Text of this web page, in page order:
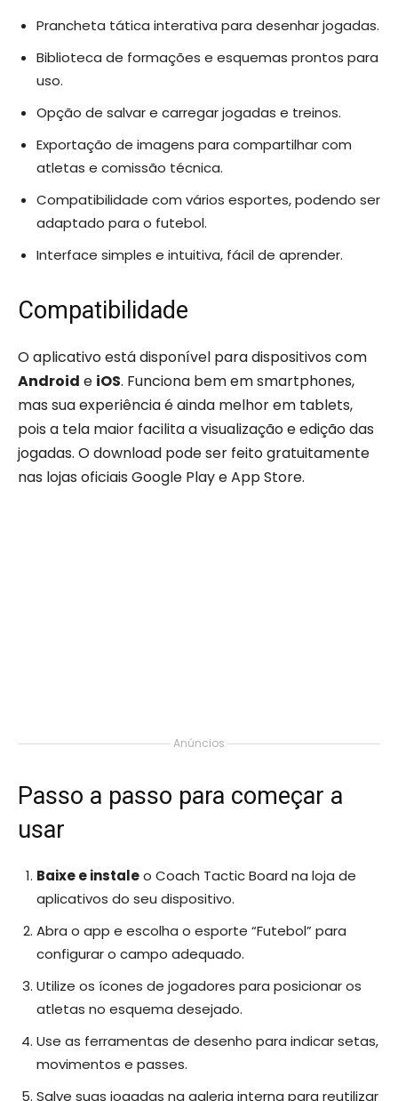
Prancheta tática interativa para desenhar jogadas.
Biblioteca de formações e esquemas prontos para
uso.
Opção de salvar e carregar jogadas e treinos.
Exportação de imagens para compartilhar com
atletas e comissão técnica.
Compatibilidade com vários esportes, podendo ser
adaptado para o futebol.
Interface simples e intuitiva, fácil de aprender.
Compatibilidade
O aplicativo está disponível para dispositivos com
Android e iOS. Funciona bem em smartphones,
mas sua experiência é ainda melhor em tablets,
pois a tela maior facilita a visualização e edição das
jogadas. O download pode ser feito gratuitamente
nas lojas oficiais Google Play e App Store.
Anúncios
Passo a passo para começar a
usar
Baixe e instaleo Coach Tactic Board na loja de
aplicativos do seu dispositivo.
Abra o app e escolha o esporte “Futebol” para
configurar o campo adequado.
Utilize os ícones de jogadores para posicionar os
atletas no esquema desejado.
Use as ferramentas de desenho para indicar setas,
movimentos e passes.
Salve suas jogadas na galeria interna para reutilizar